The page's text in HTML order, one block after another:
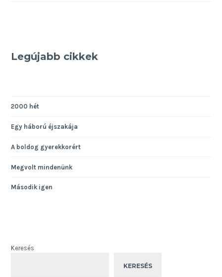
Legújabb cikkek
2000 hét
Egy háború éjszakája
A boldog gyerekkorért
Megvolt mindenünk
Második igen
Keresés
KERESÉS